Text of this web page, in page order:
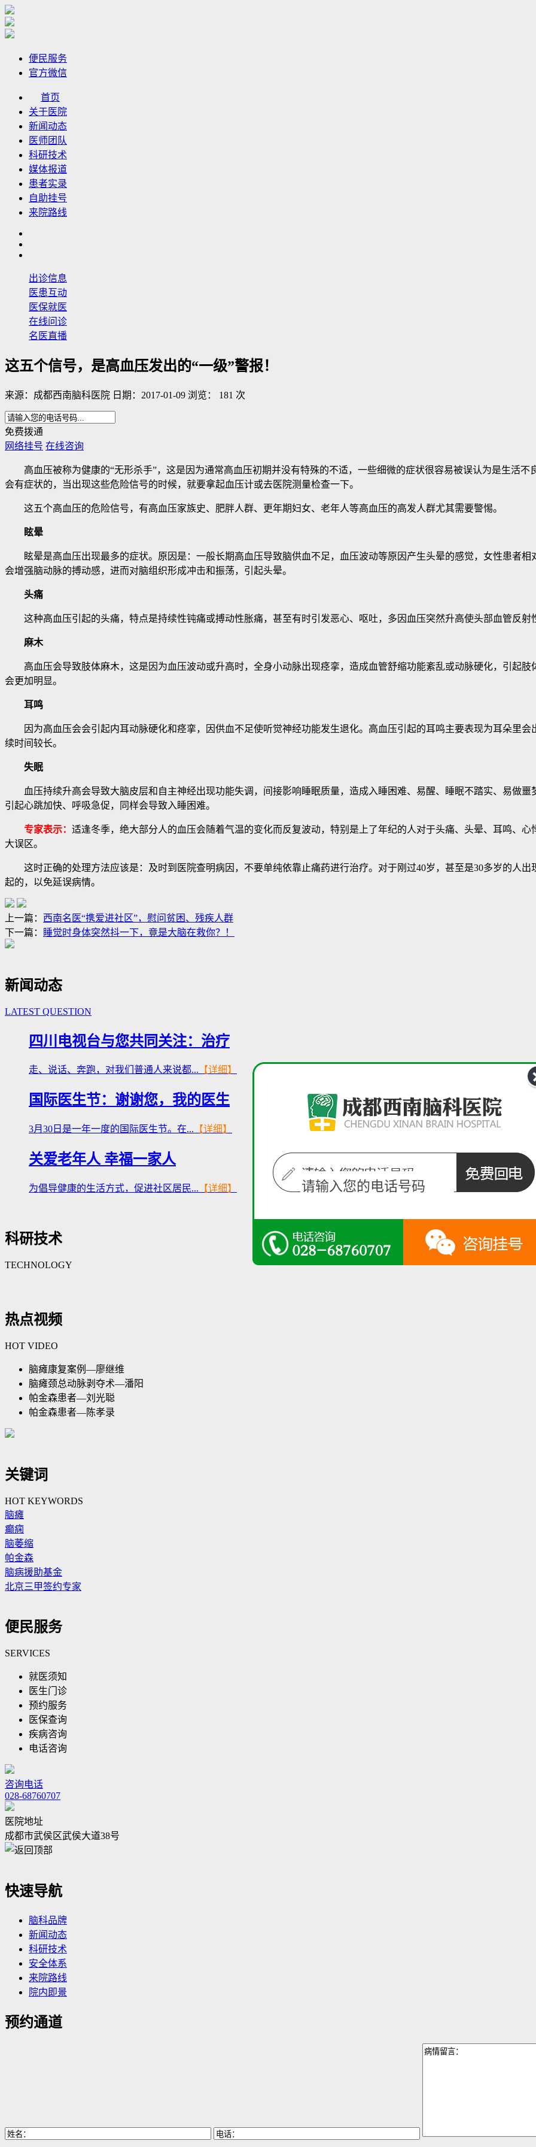
便民服务
官方微信
首页
关于医院
新闻动态
医师团队
科研技术
媒体报道
患者实录
自助挂号
来院路线
出诊信息
医患互动
医保就医
在线问诊
名医直播
这五个信号，是高血压发出的“一级”警报！
来源：成都西南脑科医院 日期：2017-01-09 浏览： 181 次
免费拨通
网络挂号 在线咨询
高血压被称为健康的“无形杀手”，这是因为通常高血压初期并没有特殊的不适，一些细微的症状很容易被误认为是生活不
会有症状的，当出现这些危险信号的时候，就要拿起血压计或去医院测量检查一下。
这五个高血压的危险信号，有高血压家族史、肥胖人群、更年期妇女、老年人等高血压的高发人群尤其需要警惕。
眩晕
眩晕是高血压出现最多的症状。原因是：一般长期高血压导致脑供血不足，血压波动等原因产生头晕的感觉，女性患者相
会增强脑动脉的搏动感，进而对脑组织形成冲击和振荡，引起头晕。
头痛
这种高血压引起的头痛，特点是持续性钝痛或搏动性胀痛，甚至有时引发恶心、呕吐，多因血压突然升高使头部血管反射
麻木
高血压会导致肢体麻木，这是因为血压波动或升高时，全身小动脉出现痉挛，造成血管舒缩功能紊乱或动脉硬化，引起肢
会更加明显。
耳鸣
因为高血压会会引起内耳动脉硬化和痉挛，因供血不足使听觉神经功能发生退化。高血压引起的耳鸣主要表现为耳朵里会
续时间较长。
失眠
血压持续升高会导致大脑皮层和自主神经出现功能失调，间接影响睡眠质量，造成入睡困难、易醒、睡眠不踏实、易做噩
引起心跳加快、呼吸急促，同样会导致入睡困难。
专家表示： 适逢冬季，绝大部分人的血压会随着气温的变化而反复波动，特别是上了年纪的人对于头痛、头晕、耳鸣、
大误区。
这时正确的处理方法应该是：及时到医院查明病因，不要单纯依靠止痛药进行治疗。对于刚过40岁，甚至是30多岁的人出
起的，以免延误病情。
上一篇： 西南名医“携爱进社区”，慰问贫困、残疾人群
下一篇：
睡觉时身体突然抖一下，竟是大脑在救你？！
新闻动态
LATEST QUESTION
四川电视台与您共同关注：治疗
走、说话、奔跑，对我们普通人来说都... 【详细】
国际医生节：谢谢您，我的医生
3月30日是一年一度的国际医生节。在... 【详细】
关爱老年人 幸福一家人
为倡导健康的生活方式，促进社区居民... 【详细】
科研技术
TECHNOLOGY
热点视频
HOT VIDEO
脑瘫康复案例—廖继维
脑瘫颈总动脉剥夺术—潘阳
帕金森患者—刘光聪
帕金森患者—陈孝录
关键词
HOT KEYWORDS
脑瘫
癫痫
脑萎缩
帕金森
脑病援助基金
北京三甲签约专家
便民服务
SERVICES
就医须知
医生门诊
预约服务
医保查询
疾病咨询
电话咨询
咨询电话
028-68760707
医院地址
成都市武侯区武侯大道38号
快速导航
脑科品牌
新闻动态
科研技术
安全体系
来院路线
院内即景
预约通道